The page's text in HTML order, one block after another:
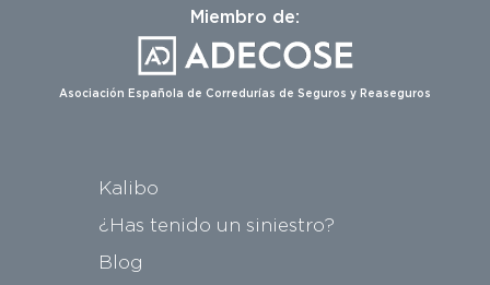
Miembro de:
Asociación Española de Corredurías de Seguros y Reaseguros
Kalibo
¿Has tenido un siniestro?
Blog